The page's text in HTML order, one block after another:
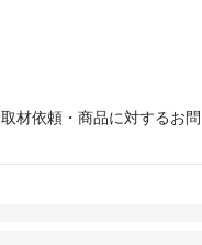
取材依頼・商品に対するお